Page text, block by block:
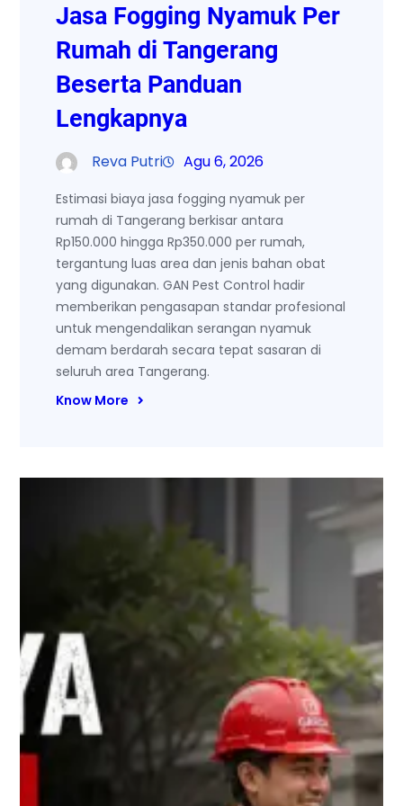
Jasa Fogging Nyamuk Per
Rumah di Tangerang
Beserta Panduan
Lengkapnya
Reva Putri Agu 6, 2026
Estimasi biaya jasa fogging nyamuk per
rumah di Tangerang berkisar antara
Rp150.000 hingga Rp350.000 per rumah,
tergantung luas area dan jenis bahan obat
yang digunakan. GAN Pest Control hadir
memberikan pengasapan standar profesional
untuk mengendalikan serangan nyamuk
demam berdarah secara tepat sasaran di
seluruh area Tangerang.
Know More